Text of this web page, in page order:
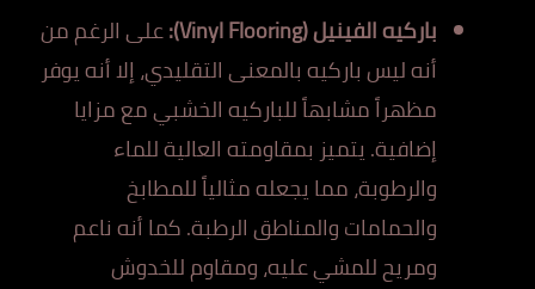
باركيه الفينيل (Vinyl Flooring):
على الرغم من
أنه ليس باركيه بالمعنى التقليدي، إلا أنه يوفر
مظهراً مشابهاً للباركيه الخشبي مع مزايا
إضافية. يتميز بمقاومته العالية للماء
والرطوبة، مما يجعله مثالياً للمطابخ
والحمامات والمناطق الرطبة. كما أنه ناعم
ومريح للمشي عليه، ومقاوم للخدوش